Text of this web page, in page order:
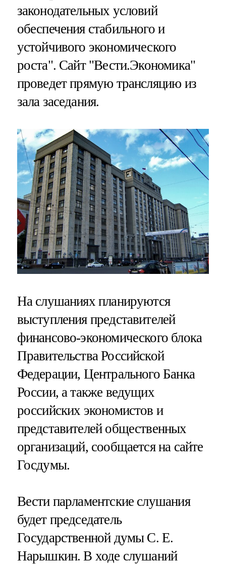
законодательных условий
обеспечения стабильного и
устойчивого экономического
роста". Сайт "Вести.Экономика"
проведет прямую трансляцию из
зала заседания.
На слушаниях планируются
выступления представителей
финансово-экономического блока
Правительства Российской
Федерации, Центрального Банка
России, а также ведущих
российских экономистов и
представителей общественных
организаций, сообщается на сайте
Госдумы.
Вести парламентские слушания
будет председатель
Государственной думы С. Е.
Нарышкин. В ходе слушаний